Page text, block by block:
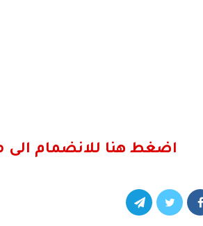
اضغط هنا للانضمام الى